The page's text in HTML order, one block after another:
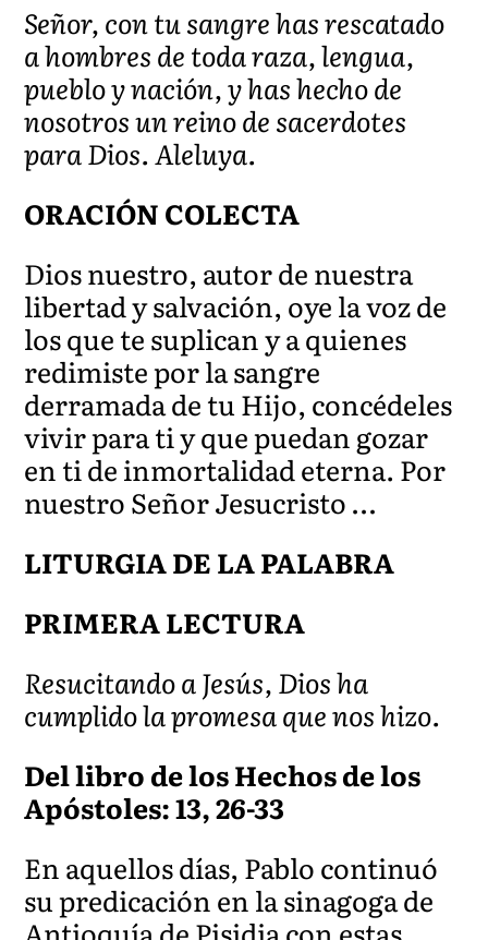
Señor, con tu sangre has rescatado
a hombres de toda raza, lengua,
pueblo y nación, y has hecho de
nosotros un reino de sacerdotes
para Dios. Aleluya.
ORACIÓN COLECTA
Dios nuestro, autor de nuestra
libertad y salvación, oye la voz de
los que te suplican y a quienes
redimiste por la sangre
derramada de tu Hijo, concédeles
vivir para ti y que puedan gozar
en ti de inmortalidad eterna. Por
nuestro Señor Jesucristo …
LITURGIA DE LA PALABRA
PRIMERA LECTURA
Resucitando a Jesús, Dios ha
cumplido la promesa que nos hizo.
Del libro de los Hechos de los
Apóstoles: 13, 26-33
En aquellos días, Pablo continuó
su predicación en la sinagoga de